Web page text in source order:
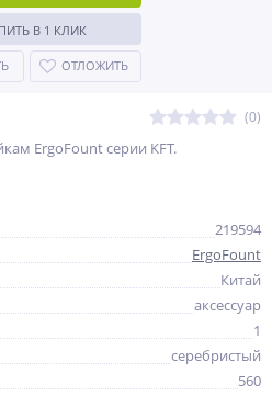
(0)
ErgoFount серии KFT.
В 1 КЛИК
ОТЛОЖИТЬ
219594
ErgoFount
Китай
аксессуар
1
серебристый
560